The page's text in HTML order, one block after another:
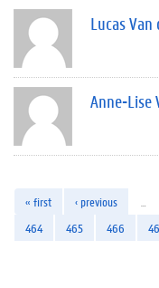
Lucas
Anne-Lise
« first ‹ previous
464
465 466